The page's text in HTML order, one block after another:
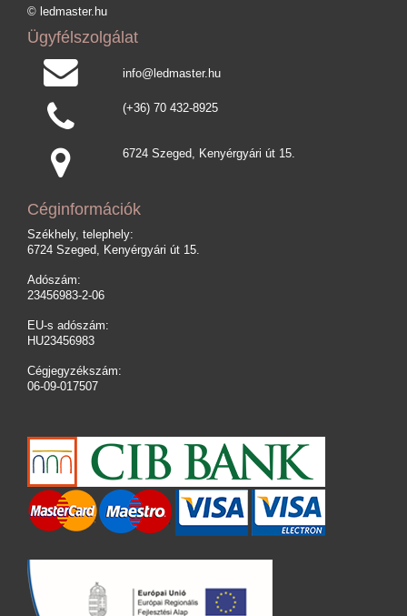
© ledmaster.hu
Ügyfélszolgálat
info@ledmaster.hu
(+36) 70 432-8925
6724 Szeged, Kenyérgyári út 15.
Céginformációk
Székhely, telephely:
6724 Szeged, Kenyérgyári út 15.
Adószám:
23456983-2-06
EU-s adószám:
HU23456983
Cégjegyzékszám:
06-09-017507